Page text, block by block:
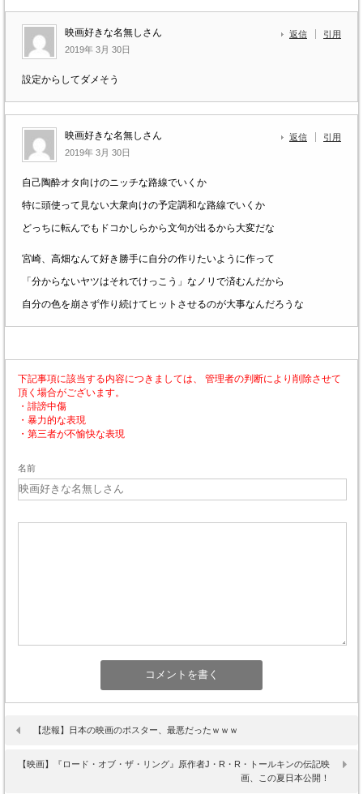
映画好きな名無しさん
2019年 3月 30日
返信 引用
設定からしてダメそう
映画好きな名無しさん
2019年 3月 30日
返信 引用
自己陶酔オタ向けのニッチな路線でいくか
特に頭使って見ない大衆向けの予定調和な路線でいくか
どっちに転んでもドコかしらから文句が出るから大変だな
宮崎、高畑なんて好き勝手に自分の作りたいように作って
「分からないヤツはそれでけっこう」なノリで済むんだから
自分の色を崩さず作り続けてヒットさせるのが大事なんだろうな
下記事項に該当する内容につきましては、 管理者の判断により削除させて
頂く場合がございます。
・誹謗中傷
・暴力的な表現
・第三者が不愉快な表現
名前
【悲報】日本の映画のポスター、最悪だったｗｗｗ
【映画】『ロード・オブ・ザ・リング』原作者J・R・R・トールキンの伝記映
画、この夏日本公開！